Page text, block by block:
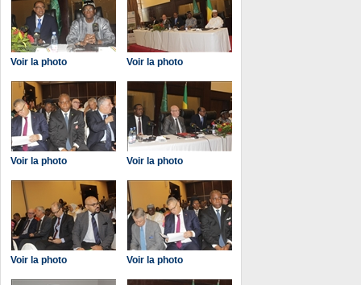
Voir la photo Voir la photo
Voir la photo Voir la photo
Voir la photo Voir la photo